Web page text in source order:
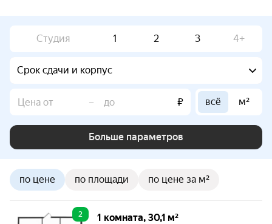
Студия 1 2 3 4+
Срок сдачи и корпус
– ₽ всё м²
Больше параметров
по цене по площади по цене за м²
2 1 комната, 30,1 м²